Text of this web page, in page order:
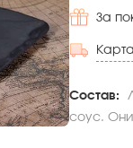
За
Состав:
соус. Они